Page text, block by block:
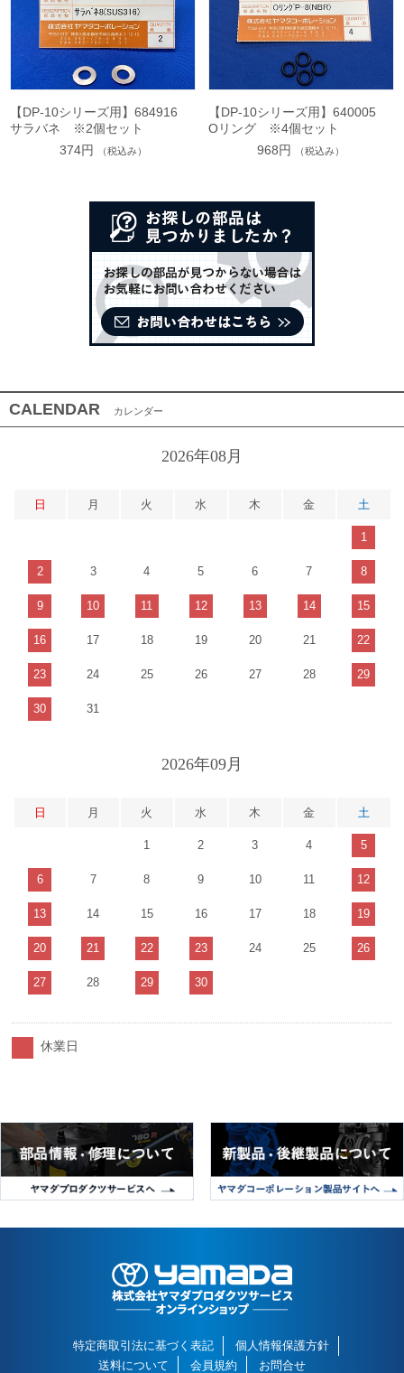
【DP-10シリーズ用】684916
サラバネ ※2個セット
374円
（税込み）
【DP-10シリーズ用】640005
Oリング ※4個セット
968円
（税込み）
CALENDAR カレンダー
2026年08月
日 月 火 水 木 金 土
1
2 3 4 5 6 7 8
9 10 11 12 13 14 15
16 17 18 19 20 21 22
23 24 25 26 27 28 29
30 31
2026年09月
日 月 火 水 木 金 土
1 2 3 4 5
6 7 8 9 10 11 12
13 14 15 16 17 18 19
20 21 22 23 24 25 26
27 28 29 30
休業日
特定商取引法に基づく表記
個人情報保護方針
送料について
会員規約 お問合せ